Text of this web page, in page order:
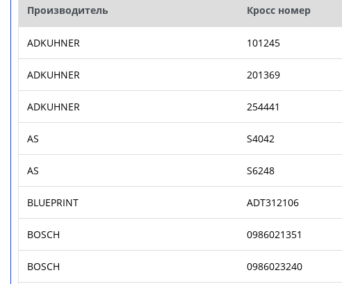
Производитель Кросс номер
ADKUHNER 101245
ADKUHNER 201369
ADKUHNER 254441
AS S4042
AS S6248
BLUEPRINT ADT312106
BOSCH 0986021351
BOSCH 0986023240